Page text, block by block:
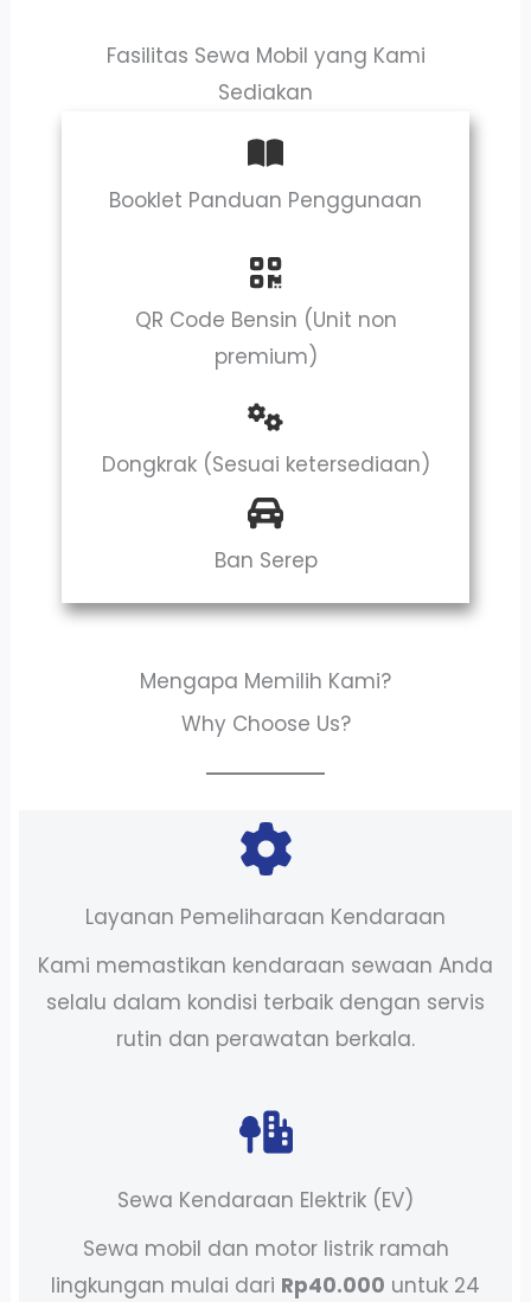
Fasilitas Sewa Mobil yang Kami
Sediakan
Booklet Panduan Penggunaan
QR Code Bensin (Unit non
premium)
Dongkrak (Sesuai ketersediaan)
Ban Serep
Mengapa Memilih Kami?
Why Choose Us?
Layanan Pemeliharaan Kendaraan
Kami memastikan kendaraan sewaan Anda
selalu dalam kondisi terbaik dengan servis
rutin dan perawatan berkala.
Sewa Kendaraan Elektrik (EV)
Sewa mobil dan motor listrik ramah
lingkungan mulai dari Rp40.000 untuk 24